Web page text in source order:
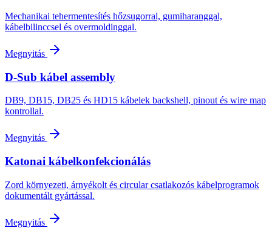
Mechanikai tehermentesítés hőzsugorral, gumiharanggal,
kábelbilinccsel és overmoldinggal.
Megnyitás
D-Sub kábel assembly
DB9, DB15, DB25 és HD15 kábelek backshell, pinout és wire map
kontrollal.
Megnyitás
Katonai kábelkonfekcionálás
Zord környezeti, árnyékolt és circular csatlakozós kábelprogramok
dokumentált gyártással.
Megnyitás